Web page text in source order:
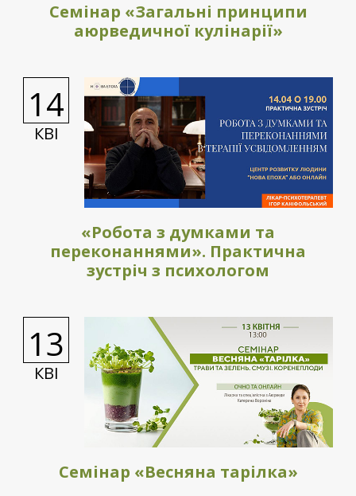
Семінар «Загальні принципи
аюрведичної кулінарії»
КВІ
14
«Робота з думками та
переконаннями». Практична
зустріч з психологом
КВІ
13
Семінар «Весняна тарілка»